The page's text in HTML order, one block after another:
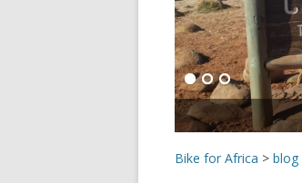
Bike for Africa > blog